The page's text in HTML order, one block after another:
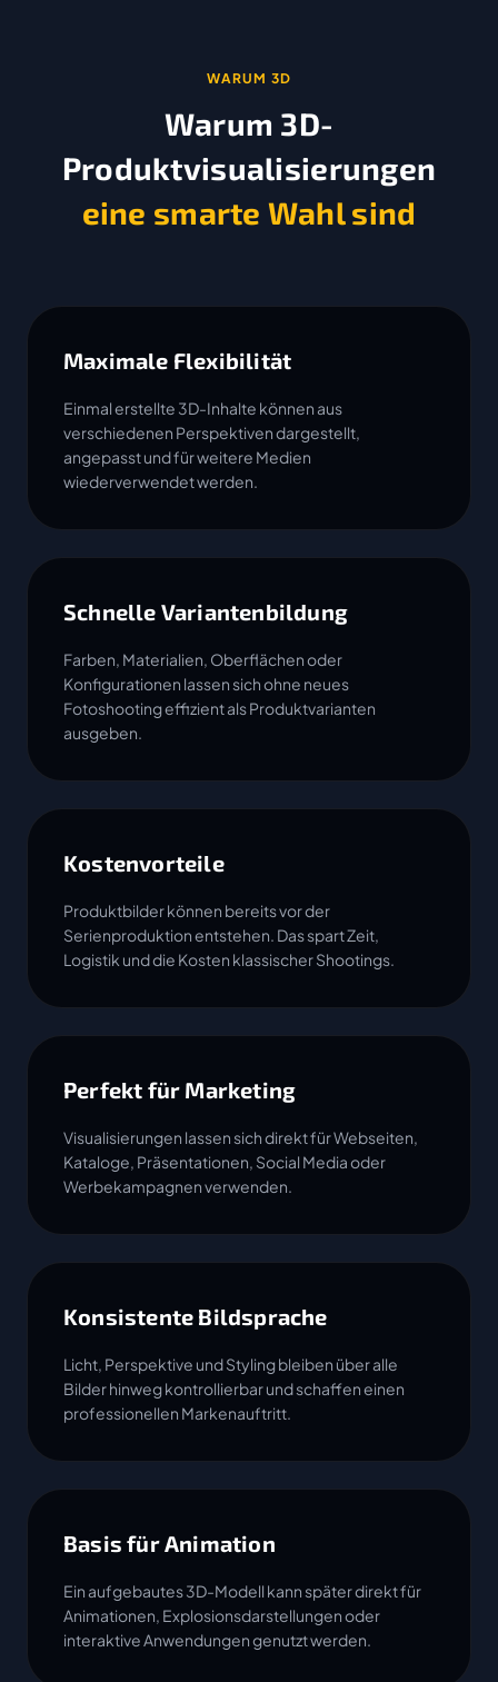
WARUM 3D
Warum 3D-
Produktvisualisierungen
eine smarte Wahl sind
Maximale Flexibilität
Einmal erstellte 3D-Inhalte können aus
verschiedenen Perspektiven dargestellt,
angepasst und für weitere Medien
wiederverwendet werden.
Schnelle Variantenbildung
Farben, Materialien, Oberflächen oder
Konfigurationen lassen sich ohne neues
Fotoshooting effizient als Produktvarianten
ausgeben.
Kostenvorteile
Produktbilder können bereits vor der
Serienproduktion entstehen. Das spart Zeit,
Logistik und die Kosten klassischer Shootings.
Perfekt für Marketing
Visualisierungen lassen sich direkt für Webseiten,
Kataloge, Präsentationen, Social Media oder
Werbekampagnen verwenden.
Konsistente Bildsprache
Licht, Perspektive und Styling bleiben über alle
Bilder hinweg kontrollierbar und schaffen einen
professionellen Markenauftritt.
Basis für Animation
Ein aufgebautes 3D-Modell kann später direkt für
Animationen, Explosionsdarstellungen oder
interaktive Anwendungen genutzt werden.